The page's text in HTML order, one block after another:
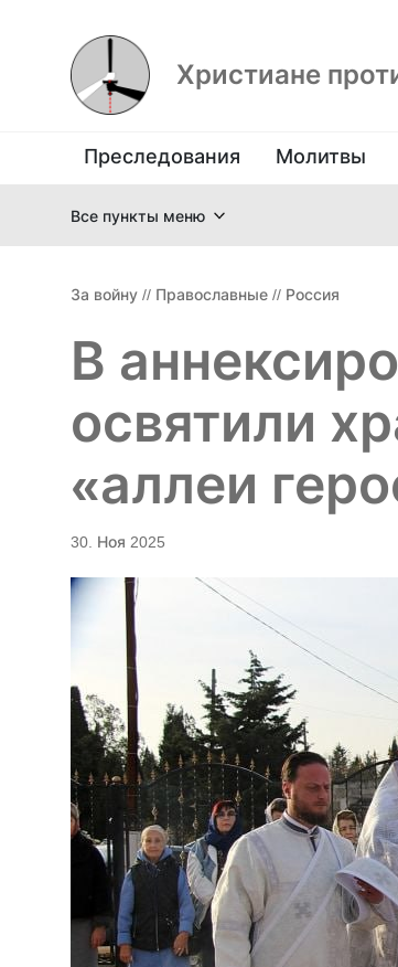
Христиане
Преследования Молитвы
Все пункты меню
За войну // Православные // Россия
В
освятили
«аллеи
30. Ноя 2025